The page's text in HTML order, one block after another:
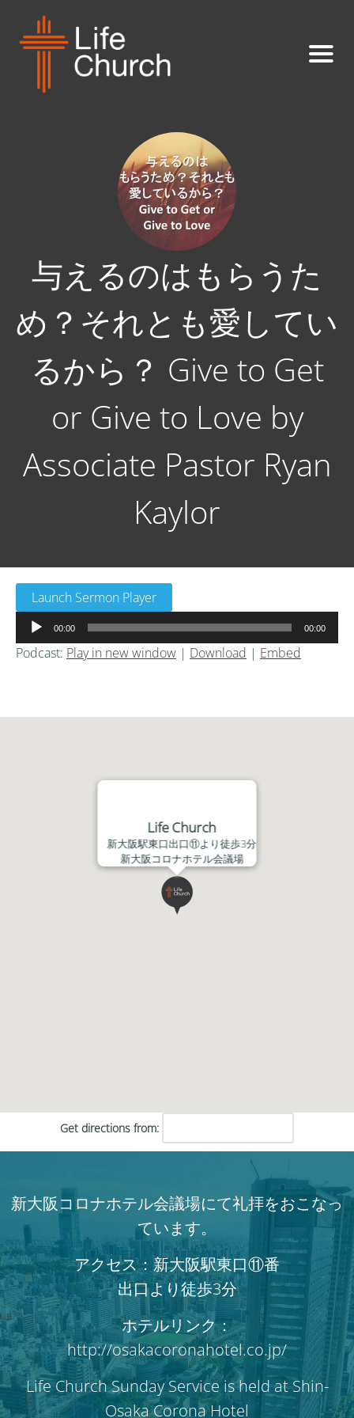
与えるのはもらうた
め？それとも愛してい
るから？ Give to Get
or Give to Love by
Associate Pastor Ryan
Kaylor
Launch Sermon Player
声
プ
ヤ
00:00 00:00
Podcast: Play in new window | Download | Embed
Life Church
新大阪駅東口出口⑪より徒歩3分
新大阪コロナホテル会議場
Get directions from:
新大阪コロナホテル会議場にて礼拝をおこなっ
ています。
アクセス：新大阪駅東口⑪番
出口より徒歩3分
ホテルリンク：
http://osakacoronahotel.co.jp/
Life Church Sunday Service is held at Shin-
Osaka Corona Hotel